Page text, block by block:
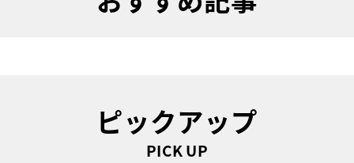
ピックアップ
PICK UP